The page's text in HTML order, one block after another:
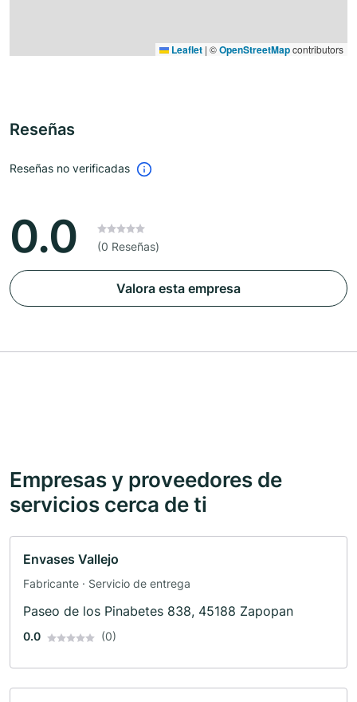
Leaflet | ©OpenStreetMapcontributors
Reseñas
Reseñas no verificadas
0.0 (0 Reseñas)
Valora esta empresa
Empresas y proveedores de
servicios cerca de ti
Envases Vallejo
Fabricante · Servicio de entrega
Paseo de los Pinabetes 838, 45188 Zapopan
0.0 (0)